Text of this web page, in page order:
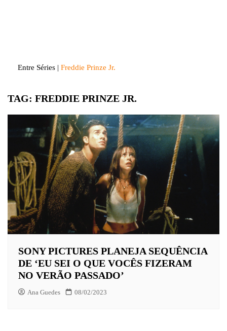
Entre Séries | Freddie Prinze Jr.
TAG: FREDDIE PRINZE JR.
SONY PICTURES PLANEJA SEQUÊNCIA
DE ‘EU SEI O QUE VOCÊS FIZERAM
NO VERÃO PASSADO’
Ana Guedes 08/02/2023